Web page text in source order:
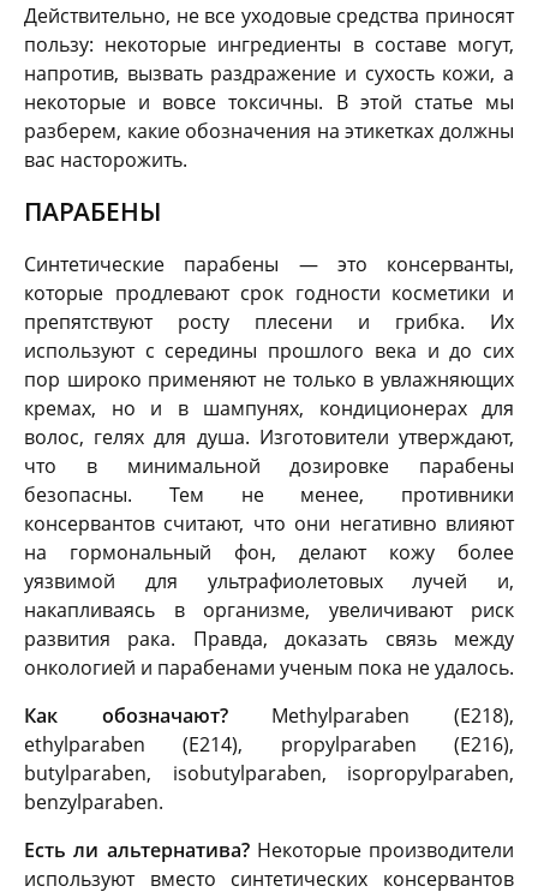
Действительно, не все уходовые средства приносят
пользу: некоторые ингредиенты в составе могут,
напротив, вызвать раздражение и сухость кожи, а
некоторые и вовсе токсичны. В этой статье мы
разберем, какие обозначения на этикетках должны
вас насторожить.
ПАРАБЕНЫ
Синтетические парабены — это консерванты,
которые продлевают срок годности косметики и
препятствуют росту плесени и грибка. Их
используют с середины прошлого века и до сих
пор широко применяют не только в увлажняющих
кремах, но и в шампунях, кондиционерах для
волос, гелях для душа. Изготовители утверждают,
что в минимальной дозировке парабены
безопасны. Тем не менее, противники
консервантов считают, что они негативно влияют
на гормональный фон, делают кожу более
уязвимой для ультрафиолетовых лучей и,
накапливаясь в организме, увеличивают риск
развития рака. Правда, доказать связь между
онкологией и парабенами ученым пока не удалось.
Как обозначают?Methylparaben (E218),
ethylparaben (E214), propylparaben (E216),
butylparaben, isobutylparaben, isopropylparaben,
benzylparaben.
Есть ли альтернатива?Некоторые производители
используют вместо синтетических консервантов